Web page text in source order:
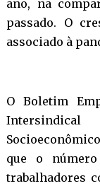
ano, na
passado. O
associado à
O Boletim
que o
trabalhadores